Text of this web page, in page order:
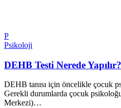
P
Psikoloji
DEHB Testi Nerede
DEHB tanısı için öncelikle çocuk
Gerekli durumlarda çocuk
Merkezi)…